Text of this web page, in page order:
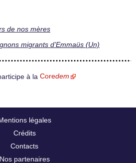
de nos mères
migrants d’Emmaüs (Un)
à la Coredem
légales
Crédits
Contacts
Nos partenaires